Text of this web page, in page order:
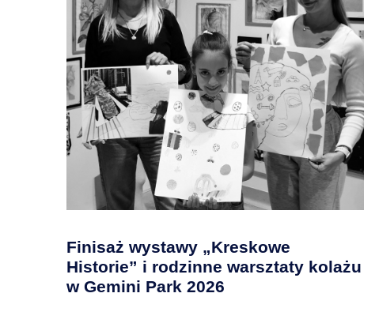
Finisaż wystawy „Kreskowe
Historie” i rodzinne warsztaty kolażu
w Gemini Park 2026